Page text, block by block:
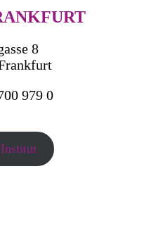
8
979 0